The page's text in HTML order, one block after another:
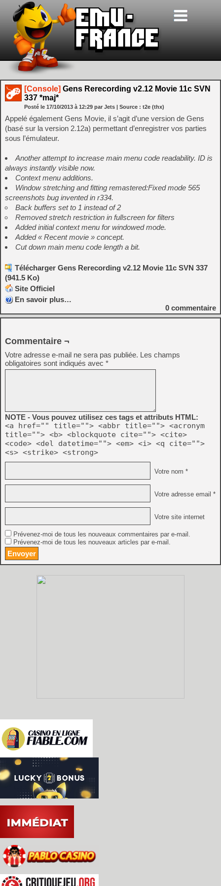
[Console] Gens Rerecording v2.12 Movie 11c SVN
337 *maj*
Posté le 17/10/2013 à 12:29 par Jets | Source : t2e (thx)
Appelé également Gens Movie, il s’agit d’une version de Gens
(basé sur la version 2.12a) permettant d’enregistrer vos parties
sous l’émulateur.
Another attempt to increase main menu code readability. ID is
always instantly visible now.
Context menu additions.
Window stretching and fitting remastered:Fixed mode 565
screenshots bug invented in r334.
Back buffers set to 1 instead of 2
Removed stretch restriction in fullscreen for filters
Added initial context menu for windowed mode.
Added « Recent movie » concept.
Cut down main menu code length a bit.
Télécharger Gens Rerecording v2.12 Movie 11c SVN 337
(941.5 Ko)
Site Officiel
En savoir plus…
0 commentaire
Commentaire ¬
Votre adresse e-mail ne sera pas publiée. Les champs
obligatoires sont indiqués avec *
NOTE - Vous pouvez utilisez ces tags et attributs HTML:
<a href="" title=""> <abbr title=""> <acronym
title=""> <b> <blockquote cite=""> <cite>
<code> <del datetime=""> <em> <i> <q cite="">
<s> <strike> <strong>
Votre nom *
Votre adresse email *
Votre site internet
Prévenez-moi de tous les nouveaux commentaires par e-mail.
Prévenez-moi de tous les nouveaux articles par e-mail.